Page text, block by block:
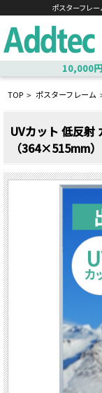
ポスターフレ
10,000
TOP > ポスターフレーム
UVカット 低反射
（364×515mm）